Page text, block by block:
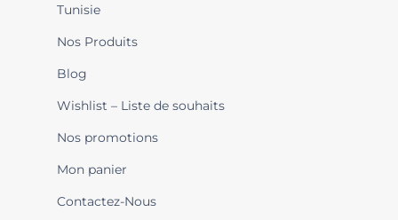
Tunisie
Nos Produits
Blog
Wishlist – Liste de souhaits
Nos promotions
Mon panier
Contactez-Nous